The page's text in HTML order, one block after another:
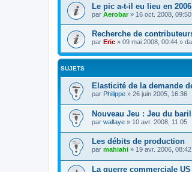
Le pic a-t-il eu lieu en
par Aerobar» 16 oct. 2008, 09:50
Recherche de
par Eric » 09 mai 2008, 00:44 »
SUJETS
Elasticité de la demande
par Philippe » 26 juin 2005, 16:36
Nouveau Jeu : Jeu du baril
par wallaye » 10 avr. 2008, 11:05
Les débits de production
par mahiahi » 19 avr. 2006, 08:42
La guerre commerciale